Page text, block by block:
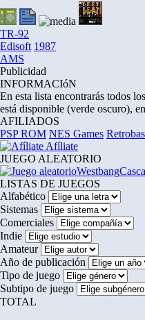
TR-92
Edisoft 1987
AMS
Publicidad
INFORMACIóN
En esta lista encontrarás todos
está disponible (verde oscuro),
AFILIADOS
PSP ROM NES Games
Afíliate
JUEGO ALEATORIO
Westbang
LISTAS DE JUEGOS
Alfabético
Sistemas
Comerciales
Indie
Amateur
Año de publicación
Tipo de juego
Subtipo de juego
TOTAL